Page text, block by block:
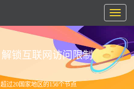
Toggle
锁互联网访问限制
过20国家地区的156个节点